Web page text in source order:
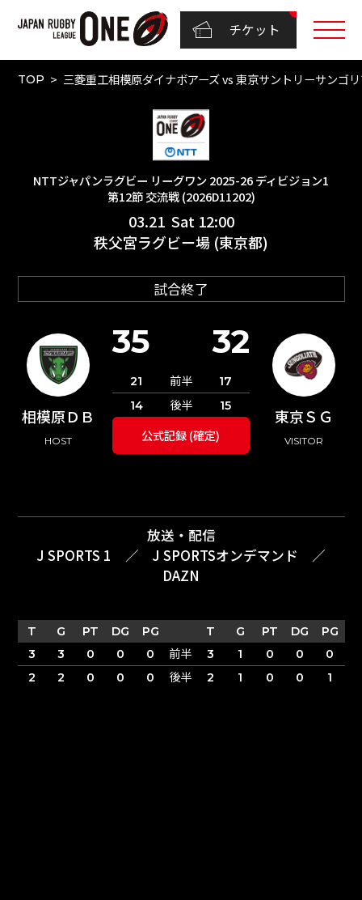
チケット
TOP 三菱重工相模原ダイナボアーズ vs 東京サントリーサン
NTTジャパンラグビー リーグワン 2025-26 ディビジョン1
第12節 交流戦 (2026D11202)
03.21 Sat 12:00
秩父宮ラグビー場 (東京都)
試合終了
相模原ＤＢ
HOST
東京ＳＧ
VISITOR
35 32
21 前半
17
14
後半 15
公式記録 (確定)
放送・配信
J SPORTS 1
／ J SPORTSオンデマンド
／
DAZN
T G PT DG PG T G PT DG
PG
3
3 0 0 0 前半 3 1 0 0
0
2
2 0 0 0 後半 2 1 0 0 1